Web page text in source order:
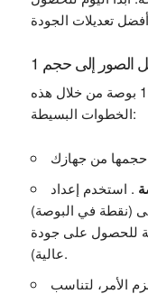
قم بتغيير حجم صورتك إلى حجم 1 × 1 بوصة من خلال هذه
الخطوات البسيطة:
. استخدم إعداد DPI
(نقطة في البوصة) للحصول على أحجام طباعة دقيقة (على
في البوصة للحصول على جودة
عالية).
الأمر، لتناسب